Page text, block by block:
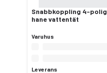
Snabbkoppling 4-polig
hane vattentät
Varuhus
Leverans